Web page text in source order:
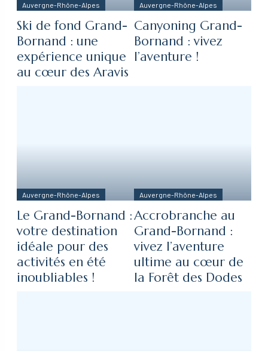
Auvergne-Rhône-Alpes
Ski de fond Grand-
Bornand : une
expérience unique
au cœur des Aravis
Auvergne-Rhône-Alpes
Canyoning Grand-
Bornand : vivez
l’aventure !
Auvergne-Rhône-Alpes
Le Grand-Bornand :
votre destination
idéale pour des
activités en été
inoubliables !
Auvergne-Rhône-Alpes
Accrobranche au
Grand-Bornand :
vivez l’aventure
ultime au cœur de
la Forêt des Dodes